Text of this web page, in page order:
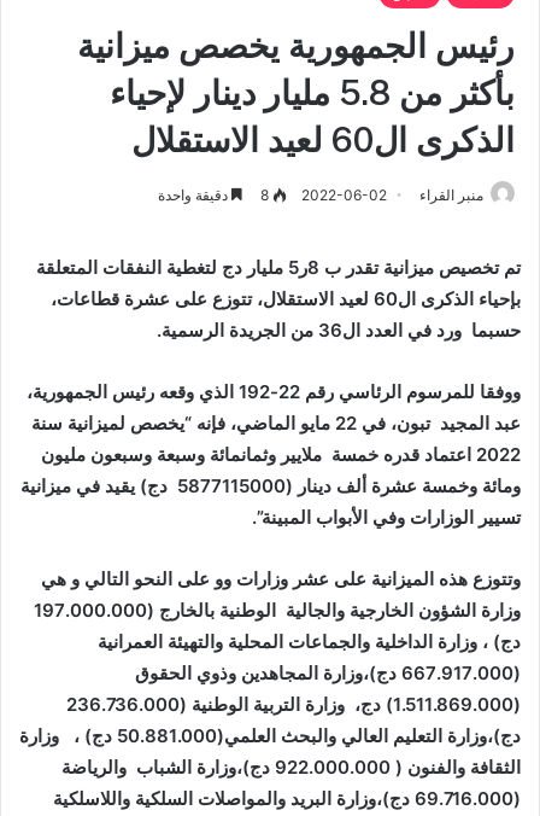
رئيس الجمهورية يخصص ميزانية
بأكثر من 5.8 مليار دينار لإحياء
الذكرى ال60 لعيد الاستقلال
منبر القراء 2022-06-02
8 دقيقة واحدة
تم تخصيص ميزانية تقدر ب 8ر5 مليار دج لتغطية النفقا ت المتعلقة
بإحياء الذكرى ال60 لعيد الاستقلال، تتوزع على عشرة قطاعات،
حسبما ورد في العدد ال36 من الجريدة الرسمية.
ووفقا للمرسوم الرئاسي رقم 22-192 الذي وقعه رئيس الجمهورية،
عبد المجيد تبون، في 22 مايو الماضي، فإنه “يخصص لميزانية سنة
2022 اعتماد قدره خمسة ملايير وثمانمائة وسبعة وسبعون مليون
ومائة وخمسة عشرة ألف دينار (5877115000 دج) يقيد في ميزانية
تسيير الوزارات وفي الأبواب المبينة”.
وتتوزع هذه الميزانية على عشر وزارات وو على النحو التالي و هي
وزارة الشؤون الخارجية والجالية الوطنية بالخارج (197.000.000
دج) ، وزارة الداخلية والجماعات المحلية والتهيئة العمرانية
(667.917.000 دج)،وزارة المجاهدين وذوي الحقوق
(1.511.869.000) دج، وزارة التربية الوطنية (236.736.000
دج)،وزارة التعليم العالي والبحث العلمي(50.881.000 دج) ، وزارة
الثقافة والفنون ( 922.000.000 دج)،وزارة الشباب والرياضة
(69.716.000 دج)،وزارة البريد والمواصلات السلكية واللاسلكية